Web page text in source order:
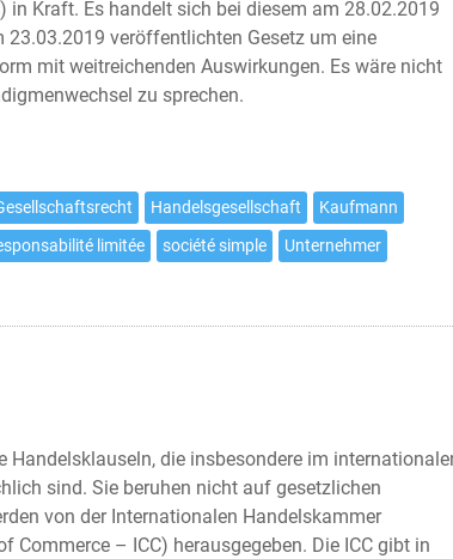
in Kraft. Es handelt sich bei diesem am 28.02.2019
23.03.2019 veröffentlichten Gesetz um eine
mit weitreichenden Auswirkungen. Es wäre nicht
zu sprechen.
Handelsgesellschaft
Kaufmann
limitée société simple
Unternehmer
Handelsklauseln, die insbesondere im
sind. Sie beruhen nicht auf gesetzlichen
von der Internationalen Handelskammer
Commerce – ICC) herausgegeben. Die ICC gibt in